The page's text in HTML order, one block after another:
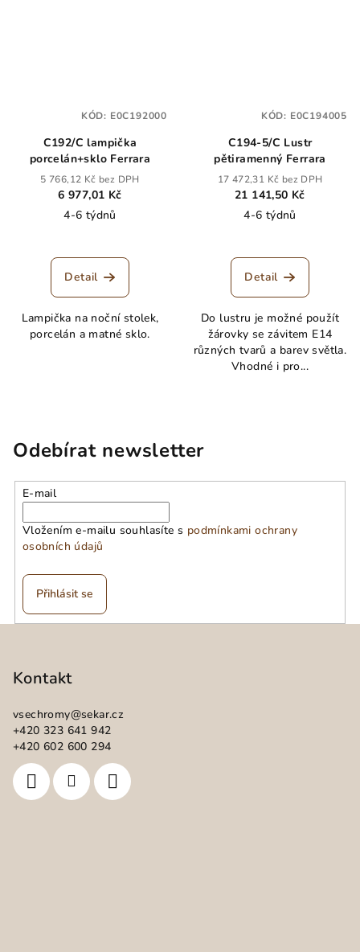
C192/C lampička
porcelán+sklo Ferrara
5 766,12 Kč bez DPH
6 977,01 Kč
4-6 týdnů
Detail
Lampička na noční stolek,
porcelán a matné sklo.
KÓD: E0C192000
C194-5/C Lustr
pětiramenný Ferrara
17 472,31 Kč bez DPH
21 141,50 Kč
4-6 týdnů
Detail
Do lustru je možné použít
žárovky se závitem E14
různých tvarů a barev světla.
Vhodné i pro...
KÓD: E0C194005
Odebírat newsletter
E-mail
Vložením e-mailu souhlasíte s podmínkami ochrany
osobních údajů
Přihlásit se
Kontakt
vsechromy@sekar.cz
+420 323 641 942
+420 602 600 294